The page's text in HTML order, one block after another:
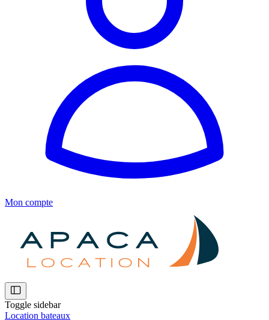
Mon compte
Toggle sidebar
Location bateaux